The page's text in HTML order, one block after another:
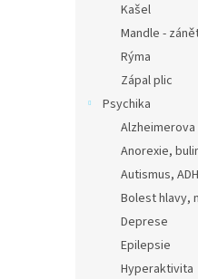
Kašel
Mandle -
Rýma
Zápal plic
Psychika
Anorexie,
Autismus,
Bolest hlavy,
Deprese
Epilepsie
Hyperaktivita